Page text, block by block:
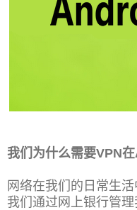
我们为什么需要VPN
网络在我们的日常生
我们通过网上银行管